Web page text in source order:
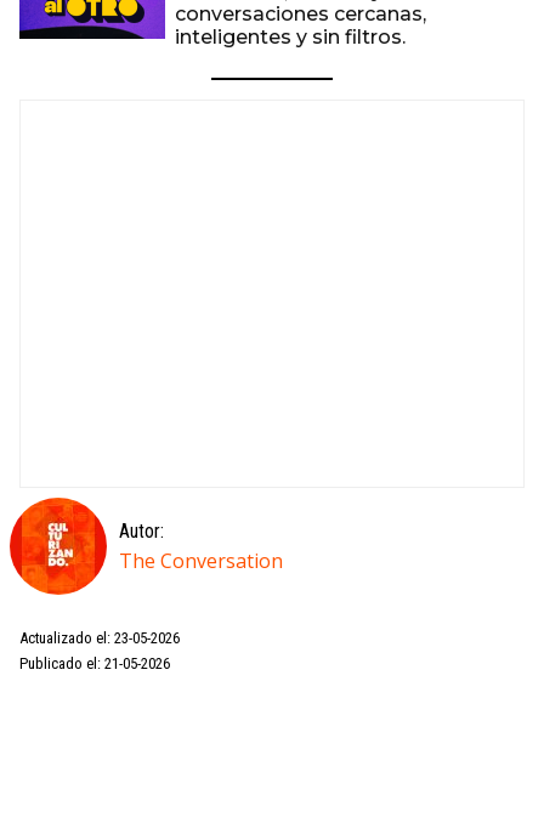
conversaciones cercanas,
inteligentes y sin filtros.
Autor:
The Conversation
Actualizado el: 23-05-2026
Publicado el: 21-05-2026